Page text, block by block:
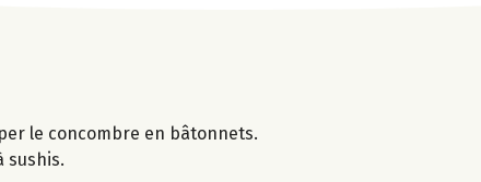
le concombre en bâtonnets.
sushis.